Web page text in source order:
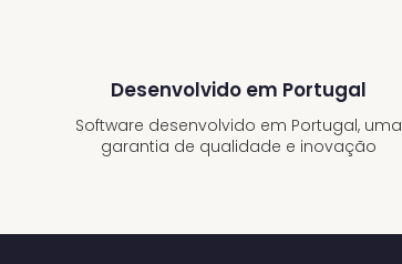
Desenvolvido em Portugal
Software desenvolvido em Portugal, uma
garantia de qualidade e inovação